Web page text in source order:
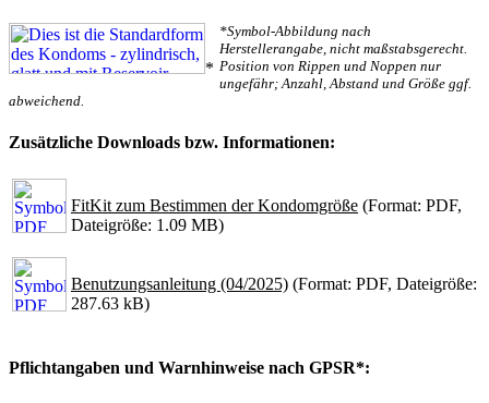
*
*Symbol-Abbildung nach
Herstellerangabe, nicht maßstabsgerecht.
Position von Rippen und Noppen nur
ungefähr; Anzahl, Abstand und Größe ggf.
abweichend.
Zusätzliche Downloads bzw. Informationen:
FitKit zum Bestimmen der Kondomgröße (Format: PDF,
Dateigröße: 1.09 MB)
Benutzungsanleitung (04/2025) (Format: PDF, Dateigröße:
287.63 kB)
Pflichtangaben und Warnhinweise nach GPSR*: